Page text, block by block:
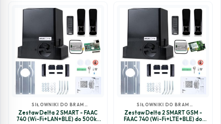
SIŁOWNIKI DO BRAM
PRZESUWNYCH
Zestaw Delta 2 SMART - FAAC
740 (Wi-Fi+LAN+BLE) do 500kg
SIŁOWNIKI DO BRAM
PRZESUWNYCH
Zestaw Delta 2 SMART GSM -
FAAC 740 (Wi-Fi+LTE+BLE) do